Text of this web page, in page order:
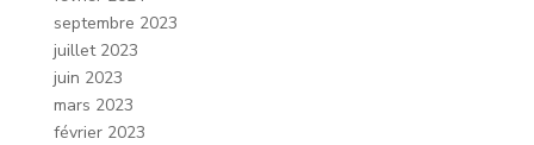
septembre 2023
juillet 2023
juin 2023
mars 2023
février 2023